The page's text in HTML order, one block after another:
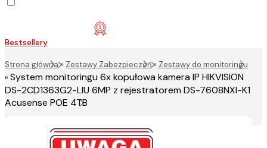
Bestsellery
Strona główna» Zestawy Zabezpieczeń» Zestawy do monitoringu
»System monitoringu 6x kopułowa kamera IP HIKVISION
DS-2CD1363G2-LIU 6MP z rejestratorem DS-7608NXI-K1
Acusense POE 4TB